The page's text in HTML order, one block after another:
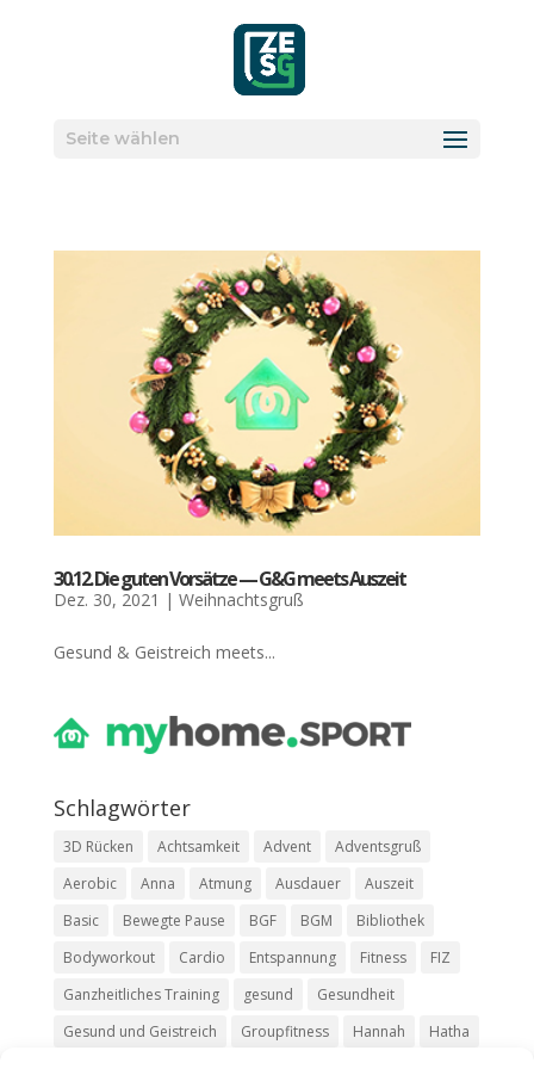
Seite wählen
30.12. Die guten Vor­sät­ze — G&G meets Aus­zeit
Dez. 30, 2021 | Weihnachtsgruß
Gesund & Geist­reich meets...
Schlag­wör­ter
3D Rücken Achtsamkeit Advent
Adventsgruß
Aerobic
Anna Atmung Ausdauer
Auszeit
Basic
Bewegte Pause BGF BGM
Bibliothek
Bodyworkout
Cardio Entspannung Fitness
FIZ
Ganzheitliches Training
gesund
Gesundheit
Gesund und Geistreich
Groupfitness Hannah
Hatha